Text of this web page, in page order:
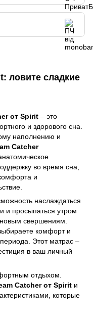
ловите сладкие
от Spirit – это
и здорового сна.
наполнению и
Catcher
во время сна,
и
наслаждаться
и просыпаться утром
свершениям.
комфорт и
Этот матрас –
в ваш личный
отдыхом.
Catcher от Spirit и
которые